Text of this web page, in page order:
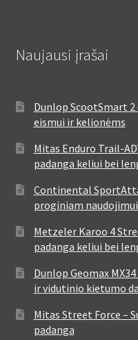
Naujausi įrašai
Dunlop ScootSmart
eismui ir kelionėms
Mitas Enduro Trail-
padanga keliui bei
Continental
proginiam
Metzeler Karoo 4
padanga keliui bei
Dunlop Geomax
ir vidutinio kietumo
Mitas Street Force –
padanga